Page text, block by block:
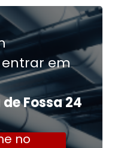
em
Fossa 24
no